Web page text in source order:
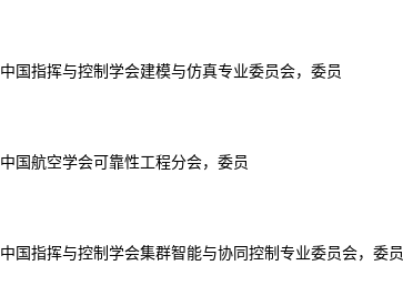
中国指挥与控制学会建模与仿真专业委员会，委员
中国航空学会可靠性工程分会，委员
中国指挥与控制学会集群智能与协同控制专业委员会，委员